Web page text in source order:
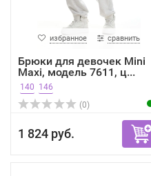
избранное сравнить
Брюки для девочек Mini
Maxi, модель 7611, ц...
140 146
(0)
1 824 руб.